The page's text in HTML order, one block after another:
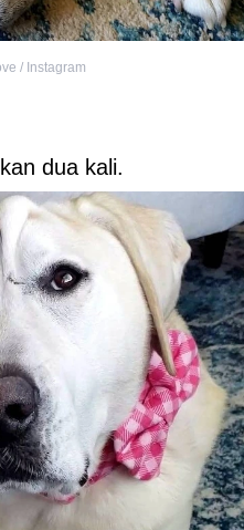
/ Instagram
dua kali.